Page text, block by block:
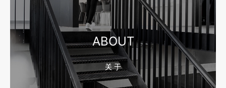
宁波制造业网站建设公司怎么选？先看产品询盘字段
2026-08-02 17:58:44
工厂短视频拍摄后，怎样放进官网帮助客户判断实力
ABOUT
关 于